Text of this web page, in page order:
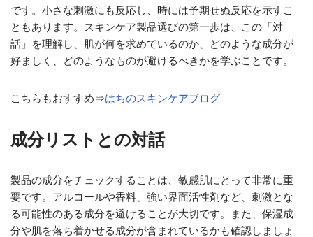
です。小さな刺激にも反応し、時には予期せぬ反応を示すこ
ともあります。スキンケア製品選びの第一歩は、この「対
話」を理解し、肌が何を求めているのか、どのような成分が
好ましく、どのようなものが避けるべきかを学ぶことです。
こちらもおすすめ⇒はちのスキンケアブログ
成分リストとの対話
製品の成分をチェックすることは、敏感肌にとって非常に重
要です。アルコールや香料、強い界面活性剤など、刺激とな
る可能性のある成分を避けることが大切です。また、保湿成
分や肌を落ち着かせる成分が含まれているかも確認しましょ